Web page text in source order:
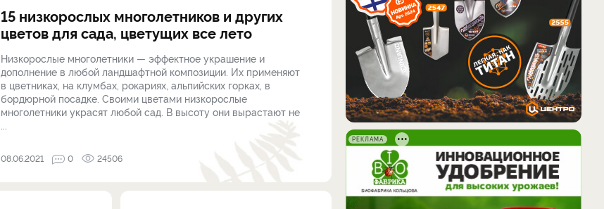
15 низкорослых многолетников и других
цветов для сада, цветущих все лето
Низкорослые многолетники — эффектное украшение и
дополнение в любой ландшафтной композиции. Их применяют
в цветниках, на клумбах, рокариях, альпийских горках, в
бордюрной посадке. Своими цветами низкорослые
многолетники украсят любой сад. В высоту они вырастают не
08.06.2021 0 24506
РЕКЛАМА